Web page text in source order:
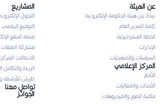
عن الهيئة
نبذة عن هيئة الحكومة الإلكترونية
كلمة المدير العام
الخطة الاستراتيجية
الإدارات
السياسات والمنهجيات
المركز الإعلامي
الأخبار
الأحداث والفعاليات
مكتبة الصور والفيديوهات
المشاريع
التحول
التوقيع الرقمي
منصة الدفع
مشاركة الملفات
الاتصالات
الربط
طرش للأرشفة
تواصل معنا
الجوائز